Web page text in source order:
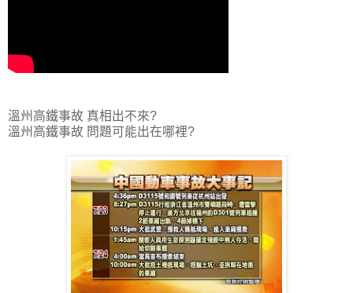
溫州高鐵事故 真相出不來?
溫州高鐵事故 問題可能出在哪裡?